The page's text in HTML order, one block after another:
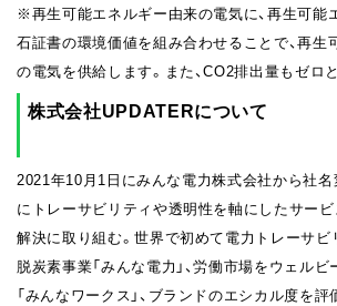
※再生可能エネルギー由来の電気に、再生可能
石証書の環境価値を組み合わせることで、再生
の電気を供給します。また、CO2排出量もゼロ
株式会社UPDATER
2021年10月1日にみんな電力株式会社から社名
にトレーサビリティや透明性を軸にしたサービ
解決に取り組む。世界で初めて電力トレーサ
脱炭素事業「みんな電力」、労働市場をウェル
「みんなワークス」、ブランドのエシカル度を評